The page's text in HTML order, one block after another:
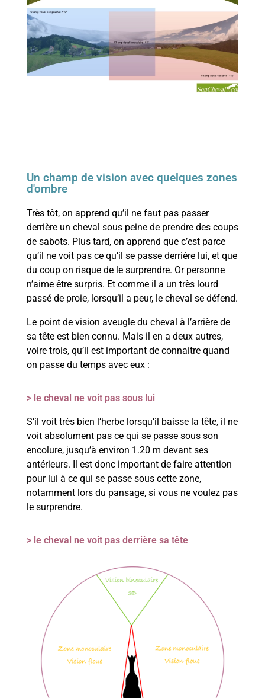
Un champ de vision avec quelques zones
d'ombre
Très tôt, on apprend qu’il ne faut pas passer
derrière un cheval sous peine de prendre des coups
de sabots. Plus tard, on apprend que c’est parce
qu’il ne voit pas ce qu’il se passe derrière lui, et que
du coup on risque de le surprendre. Or personne
n’aime être surpris. Et comme il a un très lourd
passé de proie, lorsqu’il a peur, le cheval se défend.
Le point de vision aveugle du cheval à l’arrière de
sa tête est bien connu. Mais il en a deux autres,
voire trois, qu’il est important de connaitre quand
on passe du temps avec eux :
> le cheval ne voit pas sous lui
S’il voit très bien l’herbe lorsqu’il baisse la tête, il ne
voit absolument pas ce qui se passe sous son
encolure, jusqu’à environ 1.20 m devant ses
antérieurs. Il est donc important de faire attention
pour lui à ce qui se passe sous cette zone,
notamment lors du pansage, si vous ne voulez pas
le surprendre.
> le cheval ne voit pas derrière sa tête